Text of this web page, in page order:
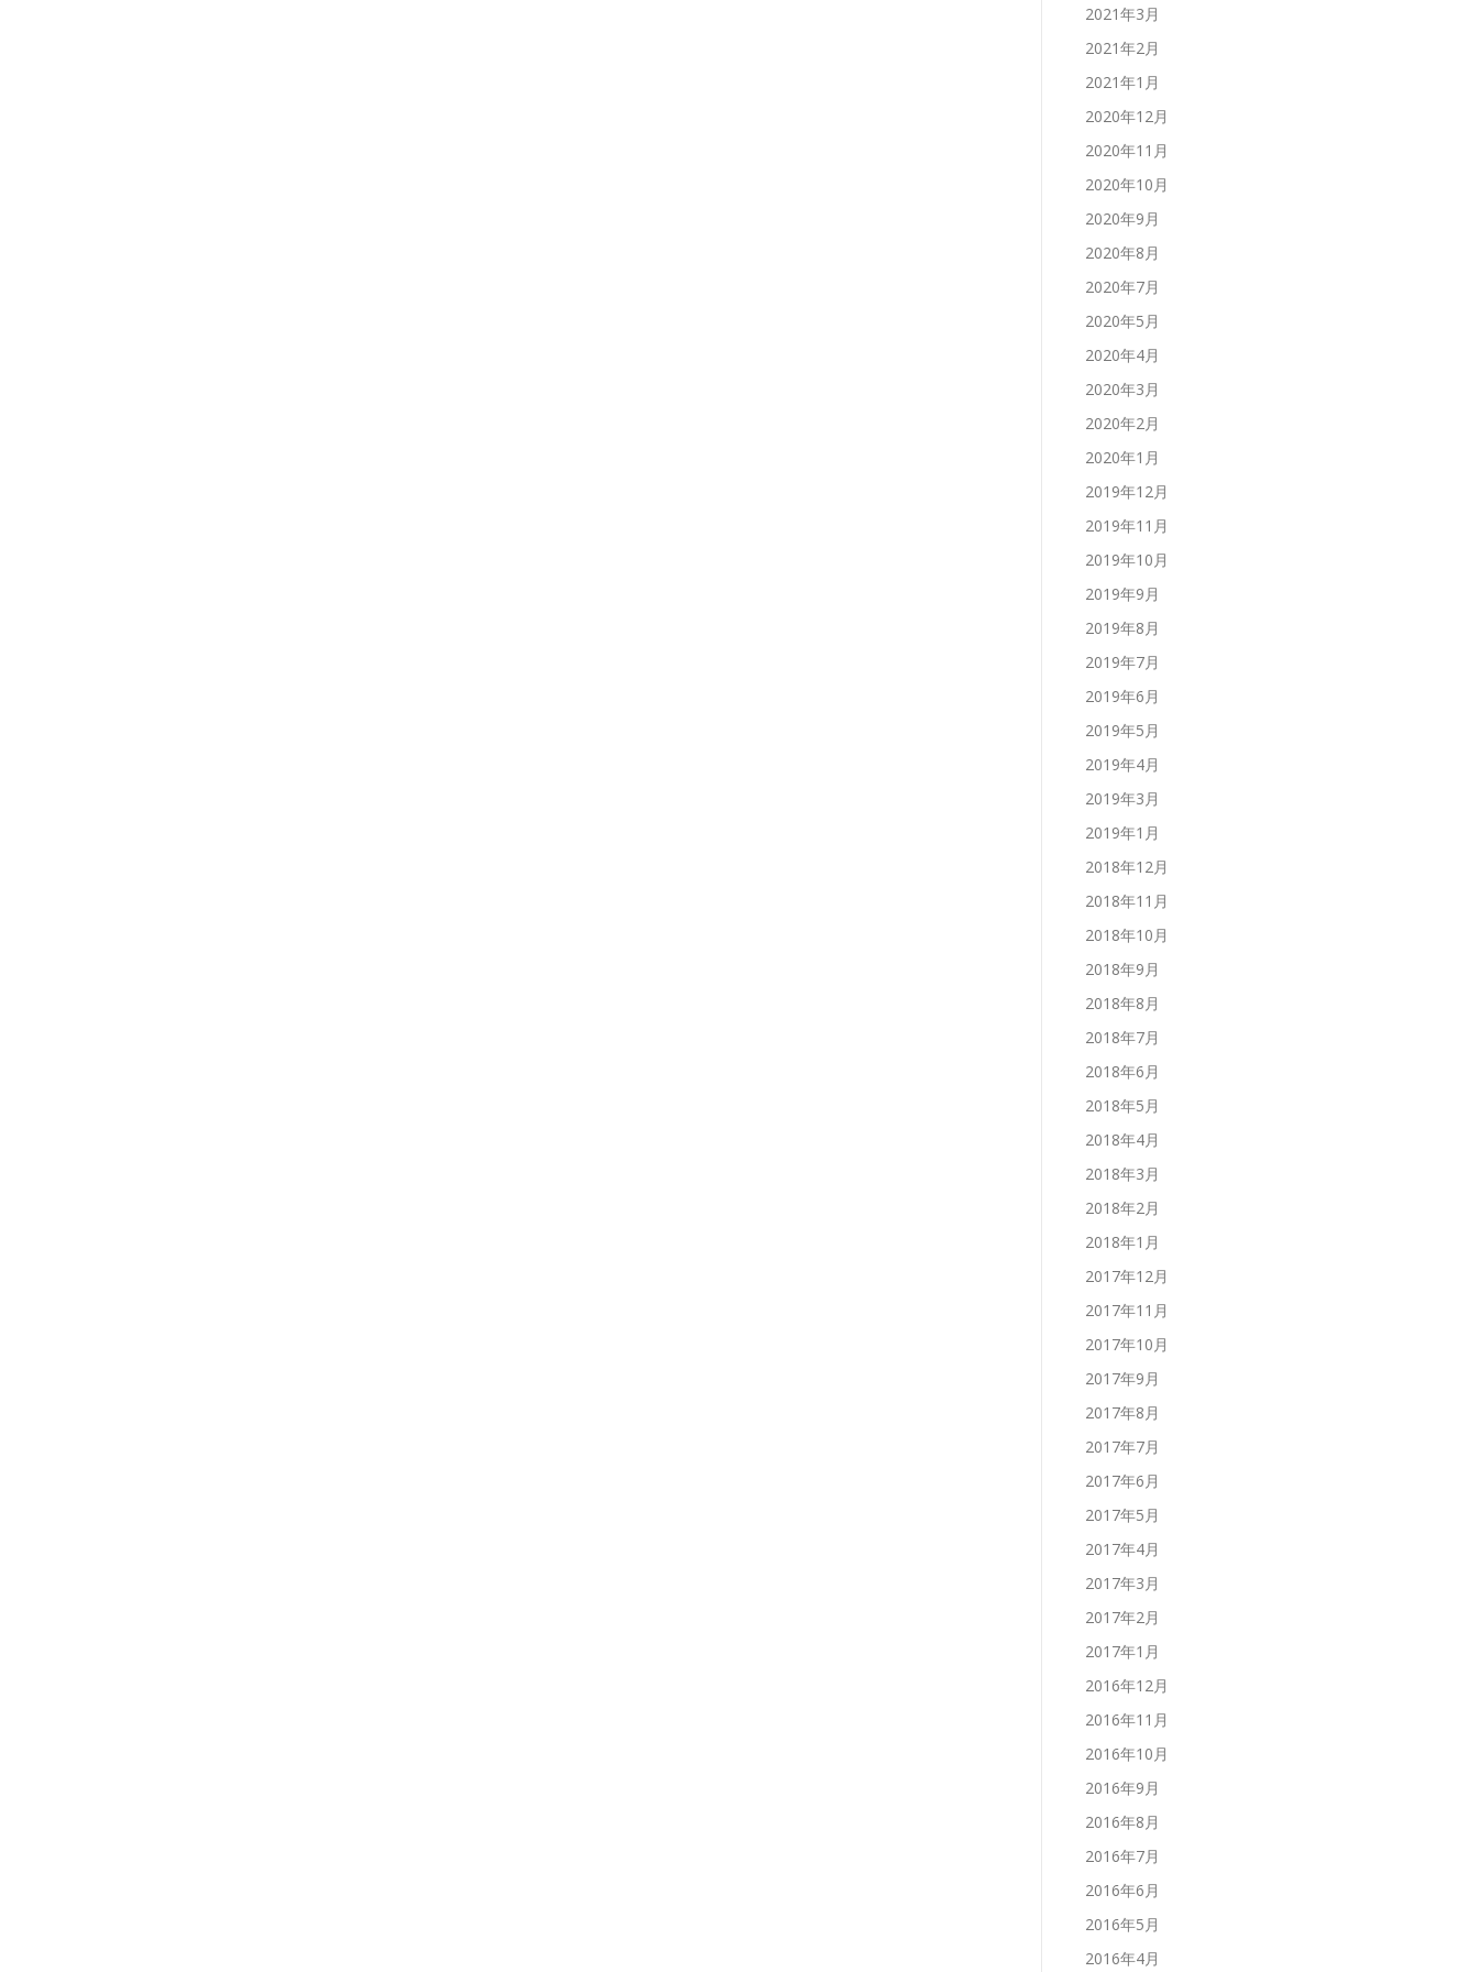
2021年3月
2021年2月
2021年1月
2020年12月
2020年11月
2020年10月
2020年9月
2020年8月
2020年7月
2020年5月
2020年4月
2020年3月
2020年2月
2020年1月
2019年12月
2019年11月
2019年10月
2019年9月
2019年8月
2019年7月
2019年6月
2019年5月
2019年4月
2019年3月
2019年1月
2018年12月
2018年11月
2018年10月
2018年9月
2018年8月
2018年7月
2018年6月
2018年5月
2018年4月
2018年3月
2018年2月
2018年1月
2017年12月
2017年11月
2017年10月
2017年9月
2017年8月
2017年7月
2017年6月
2017年5月
2017年4月
2017年3月
2017年2月
2017年1月
2016年12月
2016年11月
2016年10月
2016年9月
2016年8月
2016年7月
2016年6月
2016年5月
2016年4月